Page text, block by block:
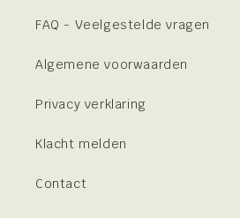
FAQ - Veelgestelde vragen
Algemene voorwaarden
Privacy verklaring
Klacht melden
Contact